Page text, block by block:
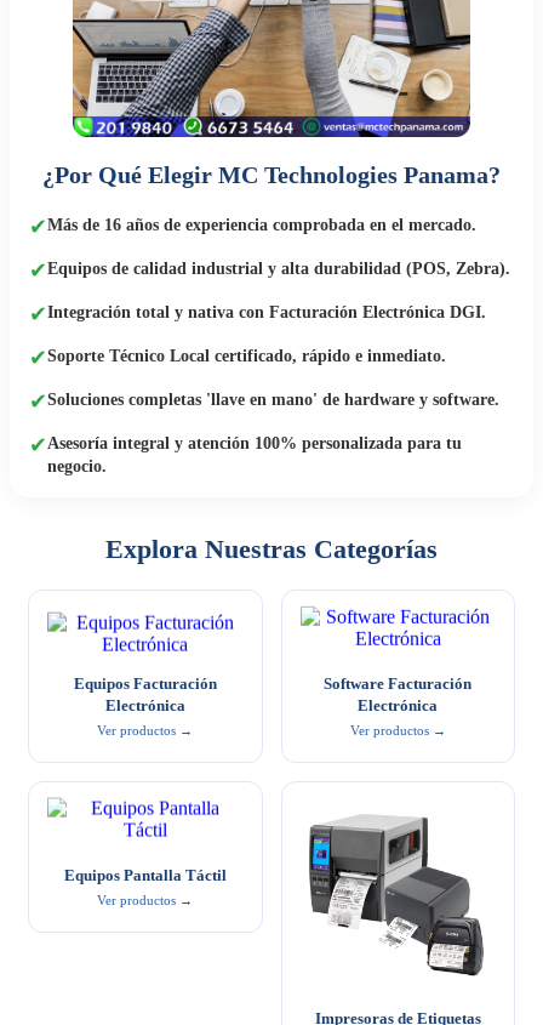
¿Por Qué Elegir MC Technologies Panama?
✔Más de 16 años de experiencia comprobada en el mercado.
✔Equipos de calidad industrial y alta durabilidad (POS, Zebra).
✔Integración total y nativa con Facturación Electrónica DGI.
✔Soporte Técnico Local certificado, rápido e inmediato.
✔Soluciones completas 'llave en mano' de hardware y software.
✔Asesoría integral y atención 100% personalizada para tu
negocio.
Explora Nuestras Categorías
Equipos Facturación
Electrónica
Ver productos →
Software Facturación
Electrónica
Ver productos →
Equipos Pantalla Táctil
Ver productos →
Impresoras de Etiquetas